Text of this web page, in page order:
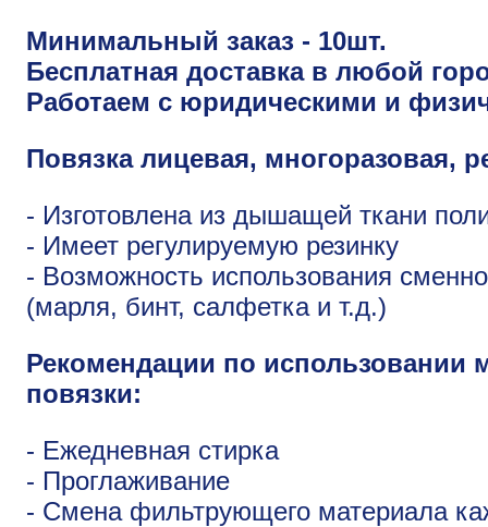
Минимальный заказ - 10шт.
Бесплатная доставка в любой
Работаем с юридическими и
Повязка лицевая, многоразовая,
- Изготовлена из дышащей ткани
- Имеет регулируемую резинку
- Возможность использования
(марля, бинт, салфетка и т.д.)
Рекомендации по использовании
повязки:
- Ежедневная стирка
- Проглаживание
- Смена фильтрующего материала